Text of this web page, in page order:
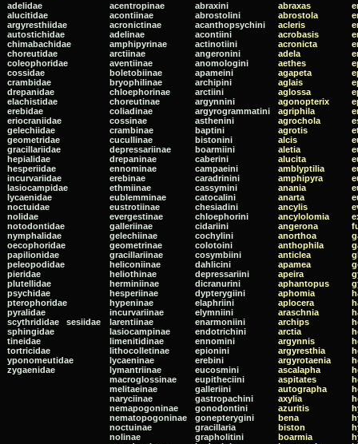
adelidae
alucitidae
argyresthiidae
autostichidae
chimabachidae
choreutidae
coleophoridae
cossidae
crambidae
drepanidae
elachistidae
erebidae
eriocraniidae
gelechiidae
geometridae
gracillariidae
hepialidae
hesperiidae
incurvariidae
lasiocampidae
lycaenidae
noctuidae
nolidae
notodontidae
nymphalidae
oecophoridae
papilionidae
peleopodidae
pieridae
plutellidae
psychidae
pterophoridae
pyralidae
scythrididae sesiidae
sphingidae
tineidae
tortricidae
yponomeutidae
zygaenidae
acentropinae
acontiinae
acronictinae
adelinae
amphipyrinae
arctiinae
aventiinae
boletobiinae
bryophilinae
chloephorinae
choreutinae
coliadinae
cossinae
crambinae
cucullinae
depressariinae
drepaninae
ennominae
erebinae
ethmiinae
eublemminae
eustrotiinae
evergestinae
galleriinae
gelechiinae
geometrinae
gracillariinae
heliconiinae
heliothinae
herminiinae
hesperiinae
hypeninae
incurvariinae
larentiinae
lasiocampinae
limenitidinae
lithocolletinae
lycaeninae
lymantriinae
macroglossinae
melitaeinae
naryciinae
nemapogoninae
nematopogoninae
noctuinae
nolinae
abraxini
abrostolini
acanthopsychini
acontiini
actinotiini
angeronini
anomologini
apameini
archipini
arctiini
argynnini
argyrogrammatini
asthenini
baptini
bistonini
boarmiini
caberini
campaeini
caradrinini
cassymini
catocalini
chesiadini
chloephorini
cidariini
cochylini
colotoini
cosymbiini
dahlicini
depressariini
dicranurini
dypterygiini
elaphriini
elymniini
enarmoniini
endotrichini
ennomini
epionini
erebini
eucosmini
eupitheciini
galleriini
gastropachini
gonodontini
gonepterygini
gracillaria
grapholitini
abraxas
abrostola
acleris
acrobasis
acronicta
adela
aethes
agapeta
aglais
aglossa
agonopterix
agriphila
agrochola
agrotis
alcis
aletia
alucita
amblyptilia
amphipyra
anania
anarta
ancylis
ancylolomia
angerona
anorthoa
anthophila
anticlea
apamea
apeira
aphantopus
aphomia
aplocera
araschnia
archips
arctia
argynnis
argyresthia
argyrotaenia
ascalapha
aspitates
autographa
axylia
azuritis
bena
biston
boarmia